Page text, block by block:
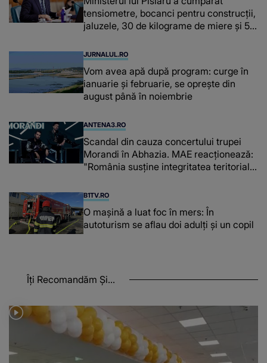
tensiometre, bocanci pentru construcții,
jaluzele, 30 de kilograme de miere și 50
JURNALUL.RO
Vom avea apă după program: curge în
ianuarie și februarie, se oprește din
august până în noiembrie
ANTENA3.RO
Scandal din cauza concertului trupei
Morandi în Abhazia. MAE reacționează:
"România susține integritatea teritorială
B1TV.RO
O maşină a luat foc în mers: În
autoturism se aflau doi adulți și un copil
Îți Recomandăm Și...